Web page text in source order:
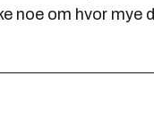
noe om hvor mye